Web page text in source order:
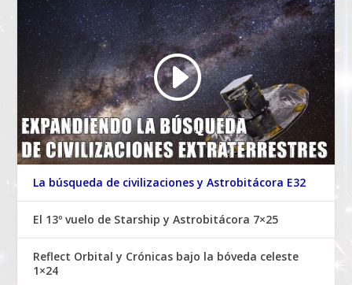
La búsqueda de civilizaciones y Astrobitácora E32
El 13º vuelo de Starship y Astrobitácora 7×25
Reflect Orbital y Crónicas bajo la bóveda celeste
1×24